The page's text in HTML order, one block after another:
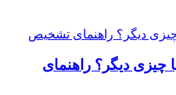
چیزی دیگر؟ راهنمای